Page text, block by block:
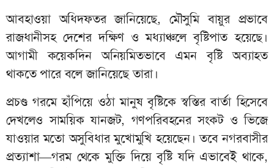
আবহাওয়া অধিদফতর জানিয়েছে, মৌসুমি বায়ুর প্রভাবে
রাজধানীসহ দেশের দক্ষিণ ও মধ্যাঞ্চলে বৃষ্টিপাত হয়েছে।
আগামী কয়েকদিন অনিয়মিতভাবে এমন বৃষ্টি অব্যাহত
থাকতে পারে বলে জানিয়েছে তারা।
প্রচণ্ড গরমে হাঁপিয়ে ওঠা মানুষ বৃষ্টিকে স্বস্তির বার্তা হিসেবে
দেখলেও সাময়িক যানজট, গণপরিবহনের সংকট ও ভিজে
যাওয়ার মতো অসুবিধার মুখোমুখি হয়েছেন। তবে নগরবাসীর
প্রত্যাশা—গরম থেকে মুক্তি দিয়ে বৃষ্টি যদি এভাবেই থাকে,